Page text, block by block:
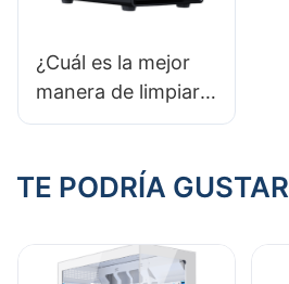
¿Cuál es la mejor
manera de limpiar y
mantener las
para juegos?
TE PODRÍA GUSTAR